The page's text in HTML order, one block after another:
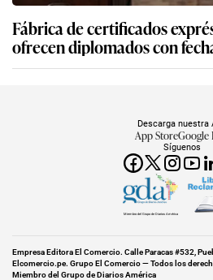
Fábrica de certificados
ofrecen diplomados con
Síguenos
Descarga nuestra
App StoreGoogle
Miembro del Grupo de Diarios América
Empresa Editora El Comercio. Calle Paracas #532,
Elcomercio.pe. Grupo El Comercio — Todos los
Miembro del Grupo de Diarios América